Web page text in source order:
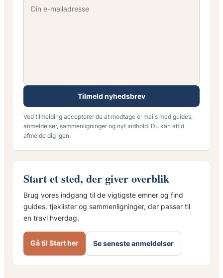
Tilmeld nyhedsbrev
Ved tilmelding accepterer du at modtage e-mails med guides,
anmeldelser, sammenligninger og nyt indhold. Du kan altid
afmelde dig igen.
Start et sted, der giver overblik
Brug vores indgang til de vigtigste emner og find
guides, tjeklister og sammenligninger, der passer til
en travl hverdag.
Gå til Start her Se seneste anmeldelser